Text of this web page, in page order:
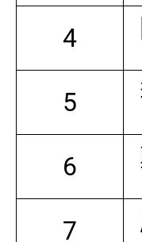
4
5
6
7